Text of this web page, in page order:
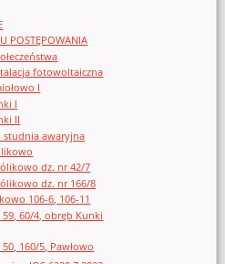
POSTĘPOWANIA
fotowoltaiczna
I
I
II
studnia awaryjna
dz. nr 42/7
dz. nr 166/8
106-6, 106-11
60/4, obręb Kunki
160/5, Pawłowo